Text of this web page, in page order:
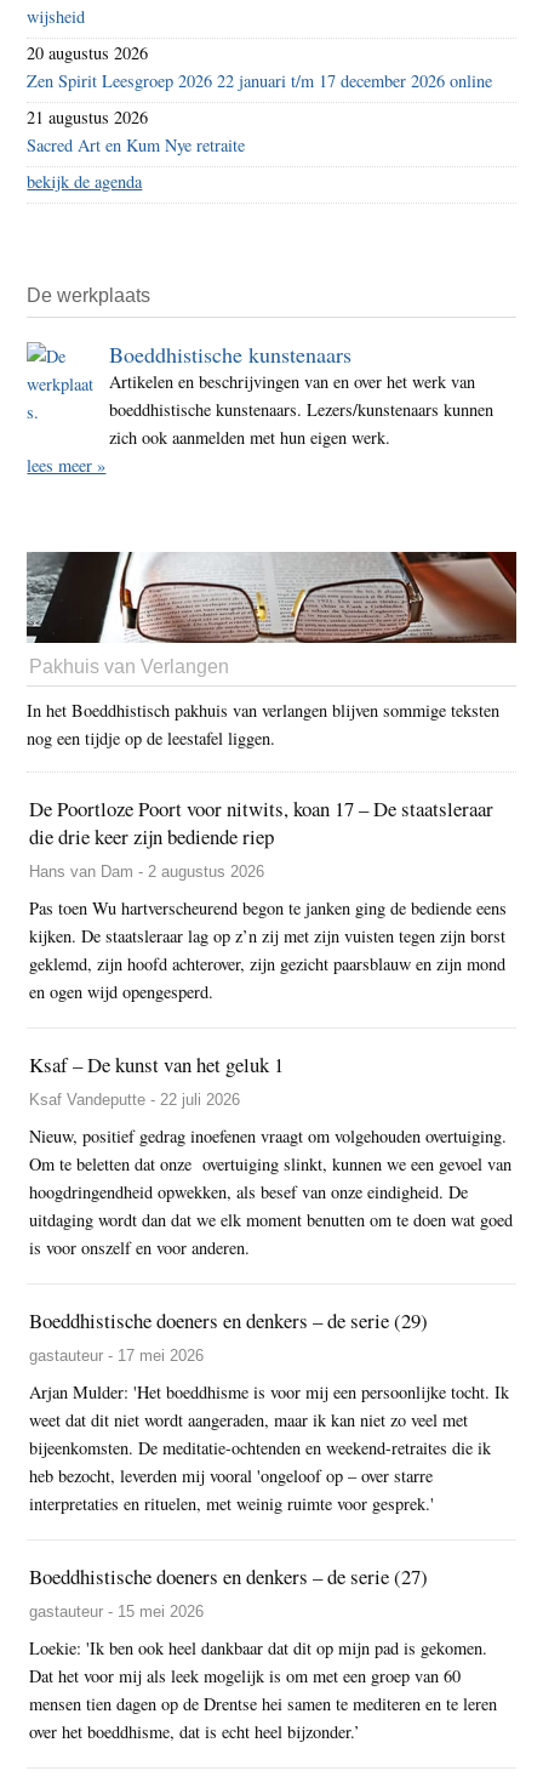
wijsheid
20 augustus 2026
Zen Spirit Leesgroep 2026 22 januari t/m 17 december 2026 online
21 augustus 2026
Sacred Art en Kum Nye retraite
bekijk de agenda
De werkplaats
Boeddhistische kunstenaars
Artikelen en beschrijvingen van en over het werk van
boeddhistische kunstenaars. Lezers/kunstenaars kunnen
zich ook aanmelden met hun eigen werk.
lees meer »
Pakhuis van Verlangen
In het Boeddhistisch pakhuis van verlangen blijven sommige teksten
nog een tijdje op de leestafel liggen.
De Poortloze Poort voor nitwits, koan 17 – De staatsleraar
die drie keer zijn bediende riep
Hans van Dam - 2 augustus 2026
Pas toen Wu hartverscheurend begon te janken ging de bediende eens
kijken. De staatsleraar lag op z’n zij met zijn vuisten tegen zijn borst
geklemd, zijn hoofd achterover, zijn gezicht paarsblauw en zijn mond
en ogen wijd opengesperd.
Ksaf – De kunst van het geluk 1
Ksaf Vandeputte - 22 juli 2026
Nieuw, positief gedrag inoefenen vraagt om volgehouden overtuiging.
Om te beletten dat onze overtuiging slinkt, kunnen we een gevoel van
hoogdringendheid opwekken, als besef van onze eindigheid. De
uitdaging wordt dan dat we elk moment benutten om te doen wat goed
is voor onszelf en voor anderen.
Boeddhistische doeners en denkers – de serie (29)
gastauteur - 17 mei 2026
Arjan Mulder: 'Het boeddhisme is voor mij een persoonlijke tocht. Ik
weet dat dit niet wordt aangeraden, maar ik kan niet zo veel met
bijeenkomsten. De meditatie-ochtenden en weekend-retraites die ik
heb bezocht, leverden mij vooral 'ongeloof op – over starre
interpretaties en rituelen, met weinig ruimte voor gesprek.'
Boeddhistische doeners en denkers – de serie (27)
gastauteur - 15 mei 2026
Loekie: 'Ik ben ook heel dankbaar dat dit op mijn pad is gekomen.
Dat het voor mij als leek mogelijk is om met een groep van 60
mensen tien dagen op de Drentse hei samen te mediteren en te leren
over het boeddhisme, dat is echt heel bijzonder.’